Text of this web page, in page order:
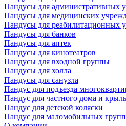
Пандусы для административных
Пандусы для медицинских
Пандусы для реабилитационных
Пандусы для банков
Пандусы для аптек
Пандусы для кинотеатров
Пандусы для входной группы
Пандусы для холла
Пандусы для санузла
Пандус для подъезда
Пандус для частного дома и
Пандус для детской коляски
Пандус для маломобильных